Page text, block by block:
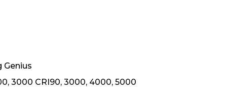
Genius
3000 CRI90, 3000, 4000, 5000